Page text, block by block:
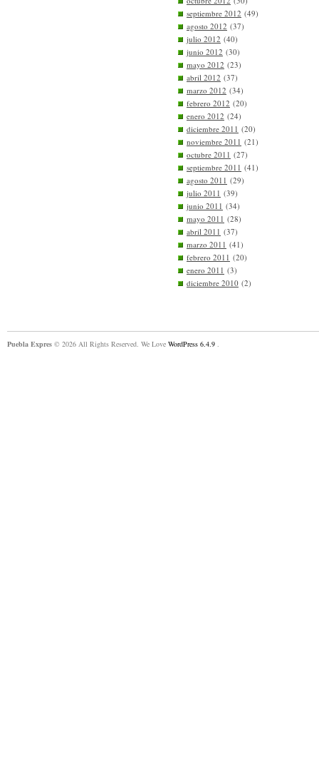
septiembre 2012 (49)
agosto 2012 (37)
julio 2012 (40)
junio 2012 (30)
mayo 2012 (23)
abril 2012 (37)
marzo 2012 (34)
febrero 2012 (20)
enero 2012 (24)
diciembre 2011 (20)
noviembre 2011 (21)
octubre 2011 (27)
septiembre 2011 (41)
agosto 2011 (29)
julio 2011 (39)
junio 2011 (34)
mayo 2011 (28)
abril 2011 (37)
marzo 2011 (41)
febrero 2011 (20)
enero 2011 (3)
diciembre 2010 (2)
Puebla Expres © 2026 All Rights Reserved. We Love WordPress 6.4.9 .